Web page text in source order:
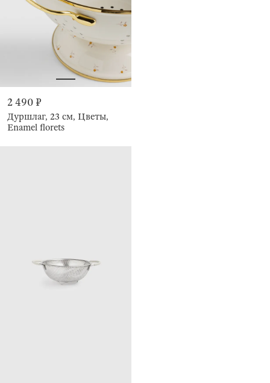
2 490 ₽
Дуршлаг, 23 см, Цветы,
Enamel florets